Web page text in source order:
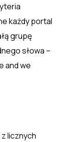
każdy portal
grupę
słowa –
and we
licznych